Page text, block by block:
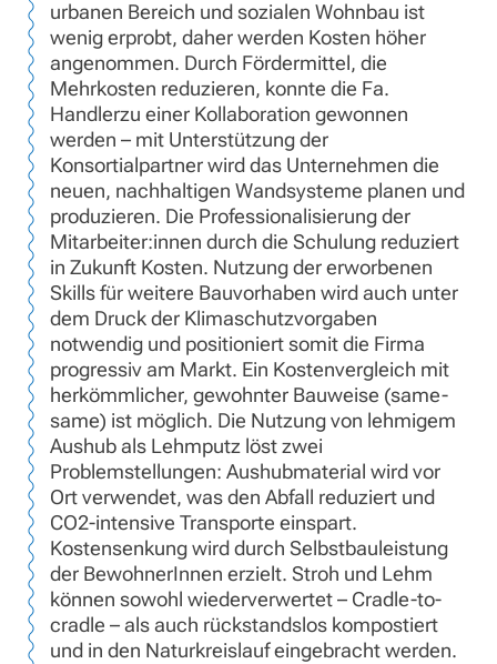
urbanen Bereich und sozialen Wohnbau ist
wenig erprobt, daher werden Kosten höher
angenommen. Durch Fördermittel, die
Mehrkosten reduzieren, konnte die Fa.
Handlerzu einer Kollaboration gewonnen
werden – mit Unterstützung der
Konsortialpartner wird das Unternehmen die
neuen, nachhaltigen Wandsysteme planen und
produzieren. Die Professionalisierung der
Mitarbeiter:innen durch die Schulung reduziert
in Zukunft Kosten. Nutzung der erworbenen
Skills für weitere Bauvorhaben wird auch unter
dem Druck der Klimaschutzvorgaben
notwendig und positioniert somit die Firma
progressiv am Markt. Ein Kostenvergleich mit
herkömmlicher, gewohnter Bauweise (same-
same) ist möglich. Die Nutzung von lehmigem
Aushub als Lehmputz löst zwei
Problemstellungen: Aushubmaterial wird vor
Ort verwendet, was den Abfall reduziert und
CO2-intensive Transporte einspart.
Kostensenkung wird durch Selbstbauleistung
der BewohnerInnen erzielt. Stroh und Lehm
können sowohl wiederverwertet – Cradle-to-
cradle – als auch rückstandslos kompostiert
und in den Naturkreislauf eingebracht werden.